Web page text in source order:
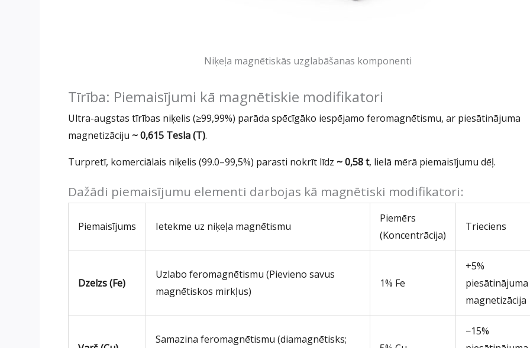
Niķeļa magnētiskās uzglabāšanas komponenti
Tīrība: Piemaisījumi kā magnētiskie modifikatori
Ultra-augstas tīrības niķelis (≥99,99%) parāda spēcīgāko iespējamo feromagnētismu, ar piesātinājuma
magnetizāciju ~ 0,615 Tesla (T).
Turpretī, komerciālais niķelis (99.0–99,5%) parasti nokrīt līdz ~ 0,58 t, lielā mērā piemaisījumu dēļ.
Dažādi piemaisījumu elementi darbojas kā magnētiski modifikatori:
Piemaisījums Ietekme uz niķeļa magnētismu
Piemērs
(Koncentrācija)
Trieciens
Dzelzs (Fe)
Uzlabo feromagnētismu (Pievieno savus
magnētiskos mirkļus)
1% Fe
+5%
piesātinājuma
magnetizācija
Samazina feromagnētismu (diamagnētisks;
−15%